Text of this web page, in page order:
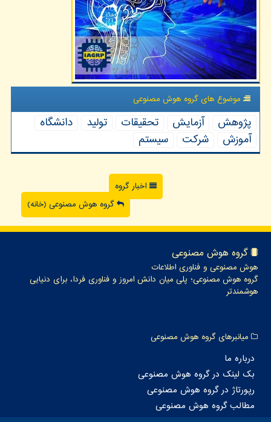
موضوع های گروه هوش مصنوعی
پژوهش آزمایش تحقیقات تولید
دانشگاه
آموزش
شركت سیستم
اخبار گروه
گروه هوش مصنوعی (خانه)
گروه هوش مصنوعی
هوش مصنوعی و فناوری اطلاعات
گروه هوش مصنوعی؛ پلی میان دانش امروز و فناوری فردا، برای دنیایی
هوشمندتر
میانبرهای گروه هوش مصنوعی
درباره ما
بک لینک در گروه هوش مصنوعی
رپورتاژ در گروه هوش مصنوعی
مطالب گروه هوش مصنوعی